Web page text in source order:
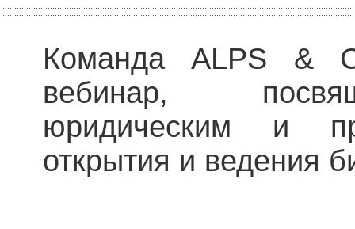
Команда ALPS &
вебинар,
юридическим и
открытия и ведения